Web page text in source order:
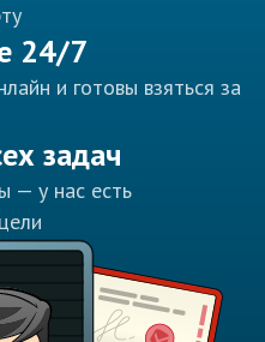
24/7
и готовы взяться за
задач
— у нас есть